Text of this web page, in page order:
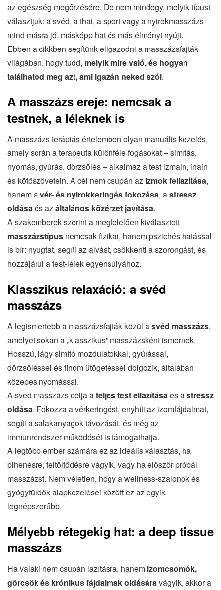
az egészség megőrzésére. De nem mindegy, melyik típust
választjuk: a svéd, a thai, a sport vagy a nyirokmasszázs
mind másra jó, másképp hat és más élményt nyújt.
Ebben a cikkben segítünk eligazodni a masszázsfajták
világában, hogy tudd, melyik mire való, és hogyan
találhatod meg azt, ami igazán neked szól.
A masszázs ereje: nemcsak a
testnek, a léleknek is
A masszázs terápiás értelemben olyan manuális kezelés,
amely során a terapeuta különféle fogásokat – simítás,
nyomás, gyúrás, dörzsölés – alkalmaz a test izmain, inain
és kötőszövetein. A cél nem csupán az izmok fellazítása,
hanem avér- és nyirokkeringés fokozása, astressz
oldásaés azáltalános közérzet javítása.
A szakemberek szerint a megfelelően kiválasztott
masszázstípus nemcsak fizikai, hanem pszichés hatással
is bír: nyugtat, segíti az alvást, csökkenti a szorongást, és
hozzájárul a test-lélek egyensúlyához.
Klasszikus relaxáció: a svéd
masszázs
A legismertebb a masszázsfajták közül asvéd masszázs,
amelyet sokan a „klasszikus” masszázsként ismernek.
Hosszú, lágy simító mozdulatokkal, gyúrással,
dörzsöléssel és finom ütögetéssel dolgozik, általában
közepes nyomással.
A svéd masszázs célja ateljes test ellazításaés astressz
oldása. Fokozza a vérkeringést, enyhíti az izomfájdalmat,
segíti a salakanyagok távozását, és még az
immunrendszer működését is támogathatja.
A legtöbb ember számára ez az ideális választás, ha
pihenésre, feltöltődésre vágyik, vagy ha először próbál
masszázst. Nem véletlen, hogy a wellness-szalonok és
gyógyfürdők alapkezelései között ez az egyik
legnépszerűbb.
Mélyebb rétegekig hat: a deep tissue
masszázs
Ha valaki nem csupán lazításra, hanem izomcsomók,
görcsök és krónikus fájdalmak oldásáravágyik, akkor a